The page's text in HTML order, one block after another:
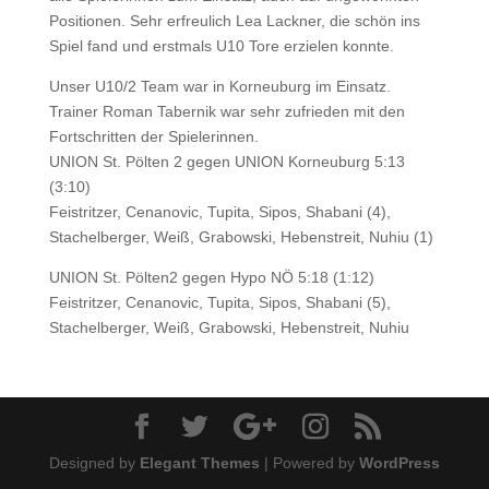
Positionen. Sehr erfreulich Lea Lackner, die schön ins
Spiel fand und erstmals U10 Tore erzielen konnte.
Unser U10/2 Team war in Korneuburg im Einsatz.
Trainer Roman Tabernik war sehr zufrieden mit den
Fortschritten der Spielerinnen.
UNION St. Pölten 2 gegen UNION Korneuburg 5:13
(3:10)
Feistritzer, Cenanovic, Tupita, Sipos, Shabani (4),
Stachelberger, Weiß, Grabowski, Hebenstreit, Nuhiu (1)
UNION St. Pölten2 gegen Hypo NÖ 5:18 (1:12)
Feistritzer, Cenanovic, Tupita, Sipos, Shabani (5),
Stachelberger, Weiß, Grabowski, Hebenstreit, Nuhiu
Designed by Elegant Themes | Powered by WordPress